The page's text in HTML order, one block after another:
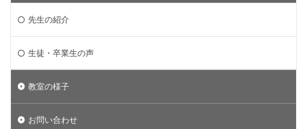
先生の紹介
生徒・卒業生の声
教室の様子
お問い合わせ